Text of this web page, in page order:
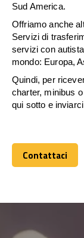
Sud America.
Offriamo anche
Servizi di
servizi con
mondo: Europa,
Quindi, per
charter, minibus
qui sotto e
Contattaci
Contattaci